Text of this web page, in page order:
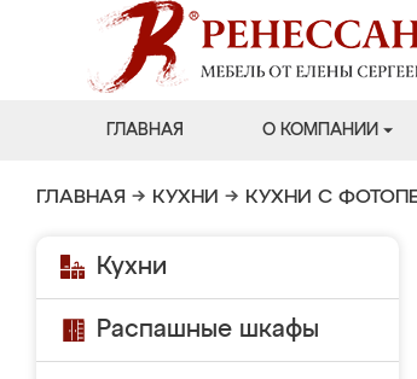
ГЛАВНАЯ О КОМПАНИИ
ГЛАВНАЯ → КУХНИ → КУХНИ С
Кухни
Распашные шкафы